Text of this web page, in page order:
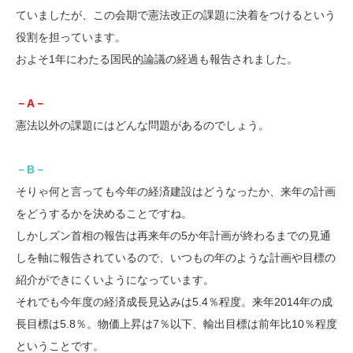
ていましたが、この会期で憲法改正の課題に決着をつけるという
役割を担っています。
およそ1年にわたる国民的論議の経過も報告されました。
－A－
憲法以外の課題にはどんな問題があるのでしょう。
－B－
そりゃ何と言っても今年の経済建設はどうなったか、来年の計画
をどうするかを決めることですね。
しかしズン首相の報告は再来年の5か年計画が終わるまでの見通
しを軸に報告されているので、いつもの年のような計画や目標の
紹介ができにくいようになっています。
それでも今年度の経済成長見込みは5.4％程度。来年2014年の成
長目標は5.8％。物価上昇は7％以下、輸出目標は前年比10％程度
ということです。